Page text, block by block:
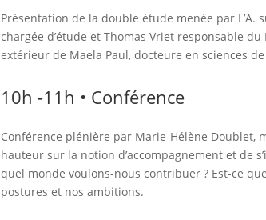
Présentation de la double étude menée par L’A.
chargée d’étude et Thomas Vriet responsable
extérieur de Maela Paul, docteure en sciences de
10h -11h • Conférence
Conférence plénière par Marie-Hélène Doublet,
hauteur sur la notion d’accompagnement et de
quel monde voulons-nous contribuer ? Est-ce
postures et nos ambitions.